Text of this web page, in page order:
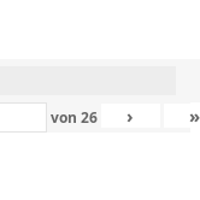
von 26 › »